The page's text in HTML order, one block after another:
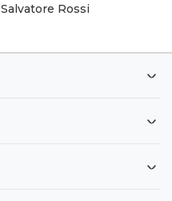
Salvatore Rossi